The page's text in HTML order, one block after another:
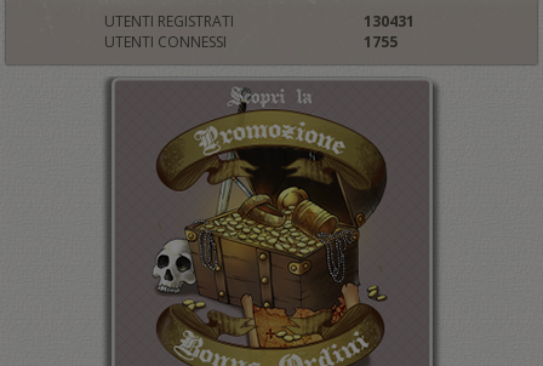
UTENTI REGISTRATI
130431
UTENTI CONNESSI
1755